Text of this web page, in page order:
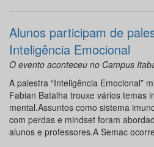
Alunos participam de
Inteligência Emocional
O evento aconteceu no Campus
A palestra “Inteligência Emocional”
Fabian Batalha trouxe vários temas
mental.Assuntos como sistema
com perdas e mindset foram
alunos e professores.A Semac